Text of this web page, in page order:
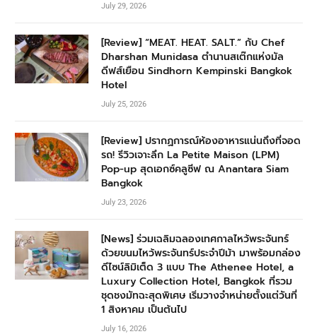
July 29, 2026
[Review] “MEAT. HEAT. SALT.” กับ Chef
Dharshan Munidasa ตำนานสเต๊กแห่งมัล
ดีฟส์เยือน Sindhorn Kempinski Bangkok
Hotel
July 25, 2026
[Review] ปรากฏการณ์ห้องอาหารแน่นถึงที่จอด
รถ! รีวิวเจาะลึก La Petite Maison (LPM)
Pop-up สุดเอกซ์คลูซีฟ ณ Anantara Siam
Bangkok
July 23, 2026
[News] ร่วมเฉลิมฉลองเทศกาลไหว้พระจันทร์
ด้วยขนมไหว้พระจันทร์ประจำปีม้า มาพร้อมกล่อง
ดีไซน์ลิมิเต็ด 3 แบบ The Athenee Hotel, a
Luxury Collection Hotel, Bangkok ที่รวม
ชุดชงมัทฉะสุดพิเศษ เริ่มวางจำหน่ายตั้งแต่วันที่
1 สิงหาคม เป็นต้นไป
July 16, 2026